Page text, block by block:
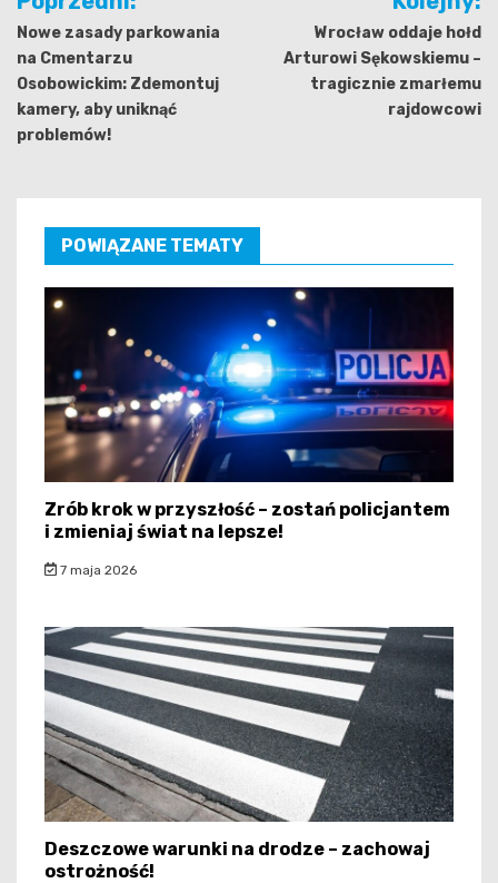
wpisu
Nowe zasady parkowania
na Cmentarzu
Osobowickim: Zdemontuj
kamery, aby uniknąć
problemów!
Wrocław oddaje hołd
Arturowi Sękowskiemu –
tragicznie zmarłemu
rajdowcowi
POWIĄZANE TEMATY
Zrób krok w przyszłość – zostań policjantem
i zmieniaj świat na lepsze!
7 maja 2026
Deszczowe warunki na drodze – zachowaj
ostrożność!